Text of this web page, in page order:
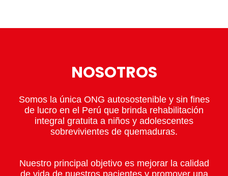
NOSOTROS
Somos la única ONG autosostenible y sin fines
de lucro en el Perú que brinda rehabilitación
integral gratuita a niños y adolescentes
sobrevivientes de quemaduras.
Nuestro principal objetivo es mejorar la calidad
de vida de nuestros pacientes y promover una